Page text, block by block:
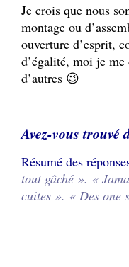
Je crois que nous
montage ou
ouverture d’esprit,
d’égalité, moi je
d’autres 😉
Avez-vous trouvé
Résumé des
tout gâché ». «
cuites ». « Des